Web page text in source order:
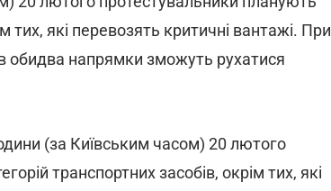
тих, які перевозять критичні вантажі. При
обидва напрямки зможуть рухатися
(за Київським часом) 20 лютого
транспортних засобів, окрім тих, які